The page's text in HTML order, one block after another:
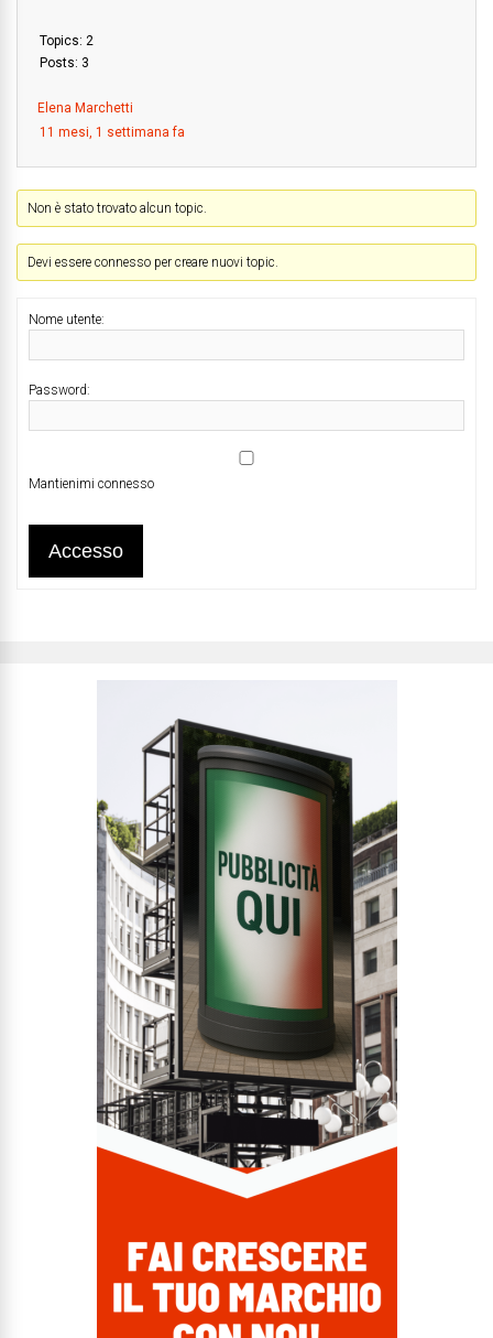
Topics: 2
Posts: 3
Elena Marchetti
11 mesi, 1 settimana fa
Non è stato trovato alcun topic.
Devi essere connesso per creare nuovi topic.
Nome utente:
Password:
Mantienimi connesso
Accesso